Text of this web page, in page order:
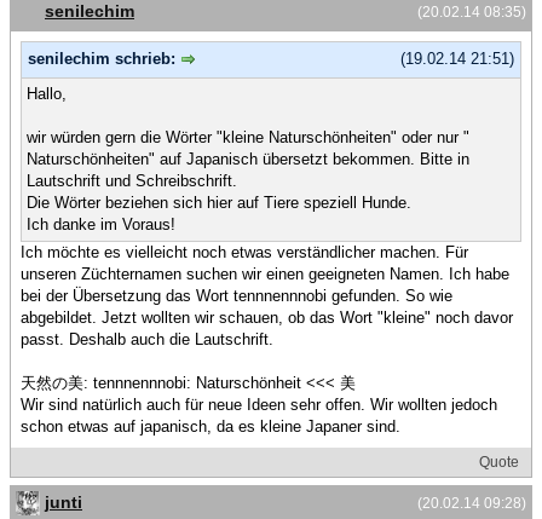
(20.02.14 08:35)
senilechim
(19.02.14 21:51)
senilechim schrieb:
Hallo,
wir würden gern die Wörter "kleine Naturschönheiten" oder nur "
Naturschönheiten" auf Japanisch übersetzt bekommen. Bitte in
Lautschrift und Schreibschrift.
Die Wörter beziehen sich hier auf Tiere speziell Hunde.
Ich danke im Voraus!
Ich möchte es vielleicht noch etwas verständlicher machen. Für
unseren Züchternamen suchen wir einen geeigneten Namen. Ich habe
bei der Übersetzung das Wort tennnennnobi gefunden. So wie
abgebildet. Jetzt wollten wir schauen, ob das Wort "kleine" noch davor
passt. Deshalb auch die Lautschrift.
天然の美: tennnennnobi: Naturschönheit <<< 美
Wir sind natürlich auch für neue Ideen sehr offen. Wir wollten jedoch
schon etwas auf japanisch, da es kleine Japaner sind.
Quote
(20.02.14 09:28)
junti